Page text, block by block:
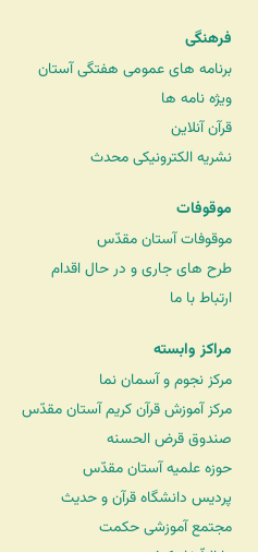
فرهنگی
برنامه های عمومی هفتگی آستان
ویژه نامه ها
قرآن آنلاین
نشریه الکترونیکی محدث
موقوفات
موقوفات آستان مقدّس
طرح های جاری و در حال اقدام
ارتباط با ما
مراکز وابسته
مرکز نجوم و آسمان نما
مرکز آموزش قرآن کریم آستان مقدّس
صندوق قرض الحسنه
حوزه علمیه آستان مقدّس
پردیس دانشگاه قرآن و حدیث
مجتمع آموزشی حکمت